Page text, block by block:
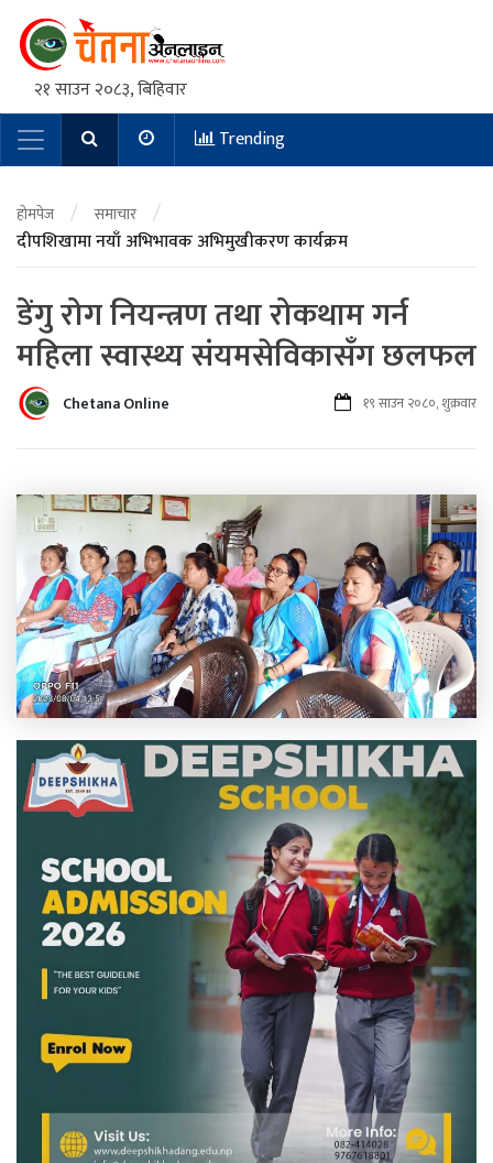
२१ साउन २०८३, बिहिवार
Main NavigationTrending
होमपेज / समाचार /
दीपशिखामा नयाँ अभिभावक अभिमुखीकरण कार्यक्रम
डेंगु रोग नियन्त्रण तथा रोकथाम गर्न
महिला स्वास्थ्य संयमसेविकासँग छलफल
Chetana Online १९ साउन २०८०, शुक्रवार